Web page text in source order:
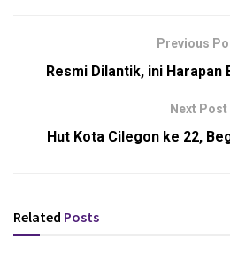
Previous
Resmi Dilantik, ini Harapan
Next Post
Hut Kota Cilegon ke 22,
Related Posts